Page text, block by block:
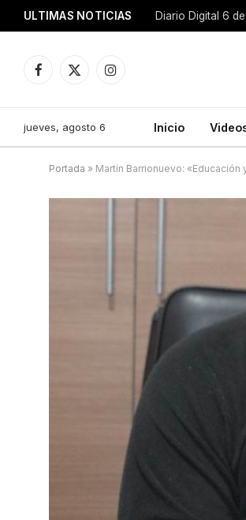
ULTIMAS NOTICIAS Diario Digital 6
Facebook
X
Instagram
jueves, agosto 6 Inicio
Portada » Martín Barrionuevo: